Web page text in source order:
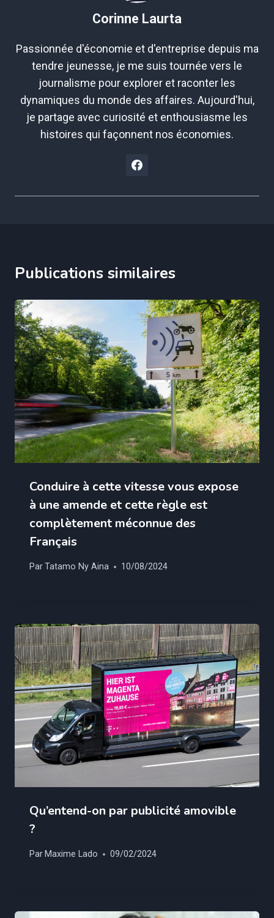
Corinne Laurta
Passionnée d'économie et d'entreprise depuis ma
tendre jeunesse, je me suis tournée vers le
journalisme pour explorer et raconter les
dynamiques du monde des affaires. Aujourd'hui,
je partage avec curiosité et enthousiasme les
histoires qui façonnent nos économies.
Publications similaires
Conduire à cette vitesse vous expose
à une amende et cette règle est
complètement méconnue des
Français
ParTatamo Ny Aina 10/08/2024
Qu’entend-on par publicité amovible
?
ParMaxime Lado 09/02/2024